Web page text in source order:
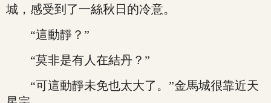
城，感受到了一絲秋日的冷意。
“這動靜？”
“莫非是有人在結丹？”
“可這動靜未免也太大了。”金馬城很靠近天